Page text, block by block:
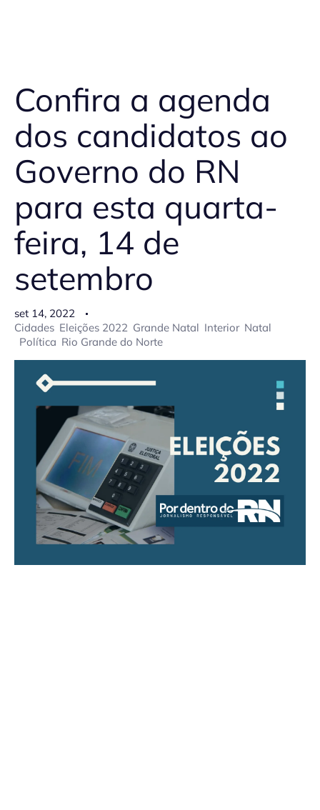
Confira a agenda
dos candidatos ao
Governo do RN
para esta quarta-
feira, 14 de
setembro
set 14, 2022
Cidades Eleições 2022 Grande Natal Interior Natal
Política Rio Grande do Norte